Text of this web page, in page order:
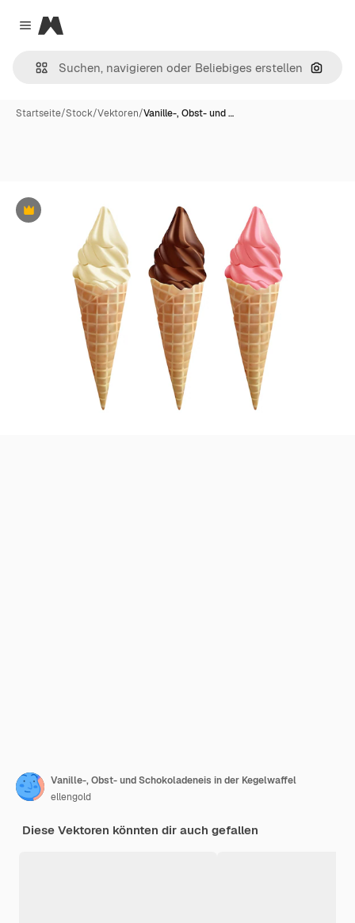
Close menu
Magnific
Nach
Startseite/Stock/Vektoren/Vanille-, Obst- und …
Premium
Vanille-, Obst- und Schokoladeneis in der Kegelwaffel
ellengold
Diese Vektoren könnten dir auch gefallen